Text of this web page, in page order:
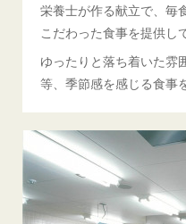
栄養士が作る献立で、毎
こだわった食事を提供し
ゆったりと落ち着いた雰
等、季節感を感じる食事